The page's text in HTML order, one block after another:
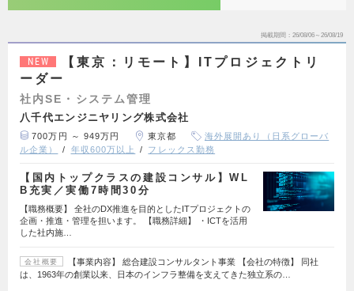
掲載期間 26/08/06～26/08/19
NEW
【東京：リモート】ITプロジェクトリ
ーダー
社内SE・システム管理
八千代エンジニヤリング株式会社
700万円 ～ 949万円 東京都
海外展開あり（日系グローバ
ル企業）
年収600万以上 フレックス勤務
【国内トップクラスの建設コンサル】WL
B充実／実働7時間30分
【職務概要】 全社のDX推進を目的としたITプロジェクトの
企画・推進・管理を担います。 【職務詳細】 ・ICTを活用
した社内施…
会社概要
【事業内容】 総合建設コンサルタント事業 【会社の特徴】 同社
は、1963年の創業以来、日本のインフラ整備を支えてきた独立系の…